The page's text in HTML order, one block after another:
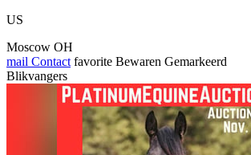
US
Moscow OH
mail Contact favorite Bewaren Gemarkeerd
Blikvangers